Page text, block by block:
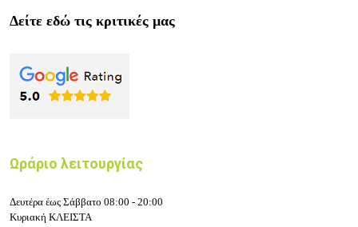
Δείτε εδώ τις κριτικές μας
Ωράριο λειτουργίας
Δευτέρα έως Σάββατο 08:00 - 20:00
Κυριακή ΚΛΕΙΣΤΑ